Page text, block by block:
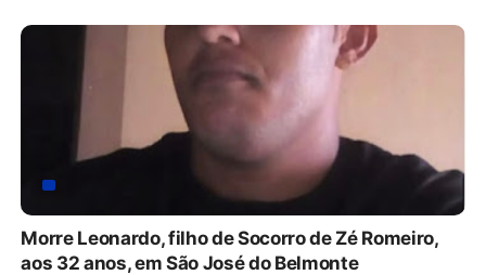
Morre Leonardo, filho de Socorro de Zé Romeiro,
aos 32 anos, em São José do Belmonte